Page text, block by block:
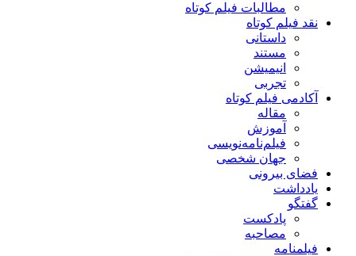
مطالبات فیلم کوتاه
نقد فیلم کوتاه
داستانی
مستند
انیمیشن
تجربی
آکادمی فیلم کوتاه
مقاله
آموزش
فیلم‌نامه‌نویسی
جهان شخصی
فضای بیرونی
یادداشت
گفتگو
پادکست
مصاحبه
فیلمنامه